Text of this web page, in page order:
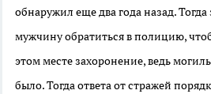
обнаружил еще два года назад.
мужчину обратиться в полицию,
этом месте захоронение, ведь
было. Тогда ответа от стражей